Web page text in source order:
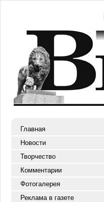
Главная
Новости
Творчество
Комментарии
Фотогалерея
Реклама в газете